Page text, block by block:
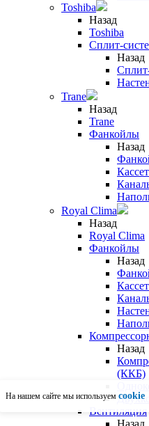
Toshiba
Назад
Toshiba
Сплит-
Назад
Trane
Назад
Trane
Фанкойлы
Назад
Royal Clima
Назад
Royal Clima
Фанкойлы
Назад
Назад
(ККБ)
Вентиляция
Назад
На нашем сайте мы используем cookie